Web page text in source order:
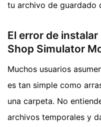
tu archivo de guardado
El error de
Shop Simulator
Muchos usuarios
es tan simple como
una carpeta. No
archivos temporales y